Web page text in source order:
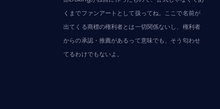
くまでファンアートとして扱ってね。ここで名前が
出てくる商標の権利者とは一切関係ないし、権利者
からの承認・推薦があるって意味でも、そう匂わせ
てるわけでもないよ。